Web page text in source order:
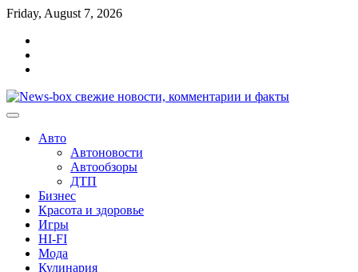
Перейти
содержимому
Friday, August 7, 2026
Авто
Автоновости
Автообзоры
ДТП
Бизнес
Красота и здоровье
Игры
HI-FI
Мода
Кулинария